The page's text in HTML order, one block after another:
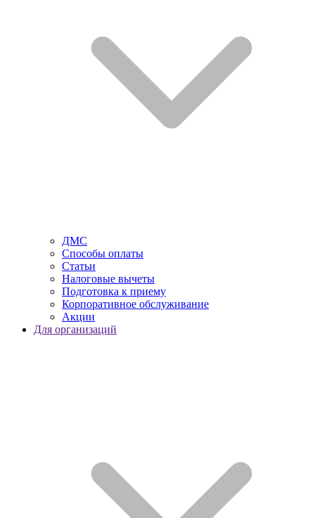
ДМС
Способы оплаты
Статьи
Налоговые вычеты
Подготовка к приему
Корпоративное обслуживание
Акции
Для организаций